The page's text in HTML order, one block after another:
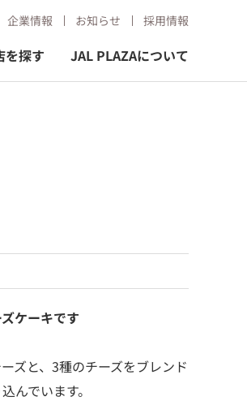
を探す JAL PLAZAについて
企業情報 お知らせ 採用情報
ケーキです
ズと、3種のチーズをブレンド
んでいます。